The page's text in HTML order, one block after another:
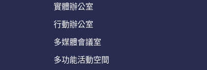
實體辦公室
行動辦公室
多媒體會議室
多功能活動空間